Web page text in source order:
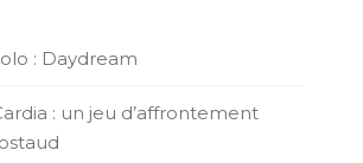
: Daydream
: un jeu d’affrontement